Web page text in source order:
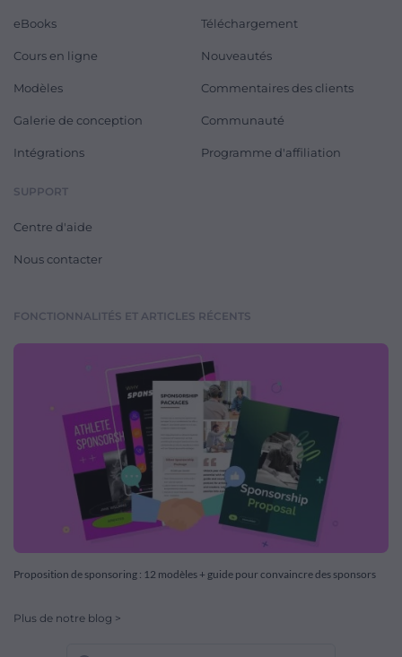
eBooks
Cours en ligne
Modèles
Galerie de conception
Intégrations
Téléchargement
Nouveautés
Commentaires des clients
Communauté
Programme d'affiliation
SUPPORT
Centre d'aide
Nous contacter
FONCTIONNALITÉS ET ARTICLES RÉCENTS
Proposition de sponsoring : 12 modèles + guide pour convaincre des sponsors
Plus de notre blog >